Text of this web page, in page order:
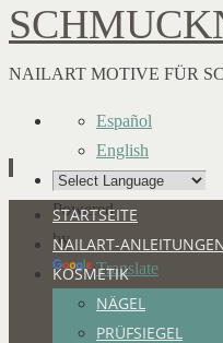
NAILART MOTIVE FÜR
Español
English
Powered
by
Translate
Zum
Inhalt
springen
STARTSEITE
NAILART-
KOSMETIK
NÄGEL
PRÜFSIEGEL